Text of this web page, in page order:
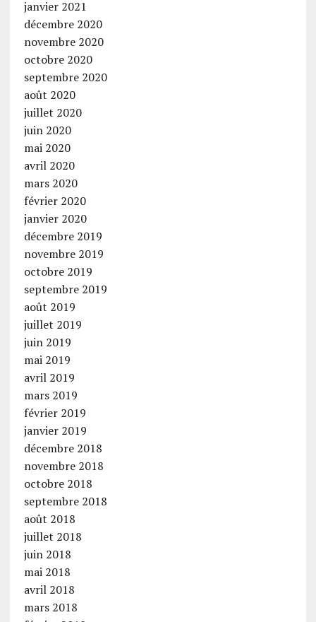
janvier 2021
décembre 2020
novembre 2020
octobre 2020
septembre 2020
août 2020
juillet 2020
juin 2020
mai 2020
avril 2020
mars 2020
février 2020
janvier 2020
décembre 2019
novembre 2019
octobre 2019
septembre 2019
août 2019
juillet 2019
juin 2019
mai 2019
avril 2019
mars 2019
février 2019
janvier 2019
décembre 2018
novembre 2018
octobre 2018
septembre 2018
août 2018
juillet 2018
juin 2018
mai 2018
avril 2018
mars 2018